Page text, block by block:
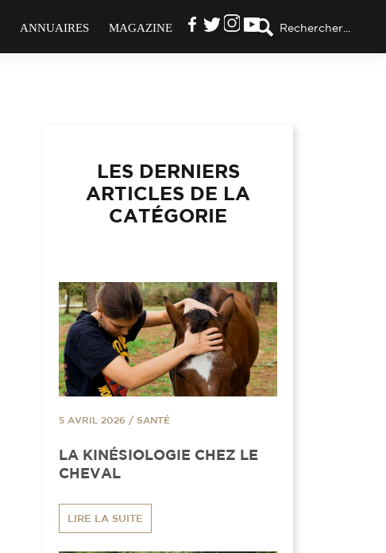
Rechercher...
ANNUAIRES MAGAZINE
LES DERNIERS
ARTICLES DE LA
CATÉGORIE
5 AVRIL 2026 / SANTÉ
LA KINÉSIOLOGIE CHEZ LE
CHEVAL
LIRE LA SUITE